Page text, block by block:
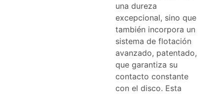
una dureza
excepcional, sino que
también incorpora un
sistema de flotación
avanzado, patentado,
que garantiza su
contacto constante
con el disco. Esta